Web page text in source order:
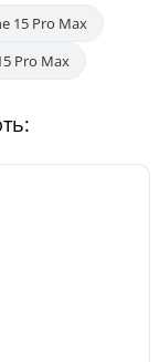
15 Pro Max
Pro Max